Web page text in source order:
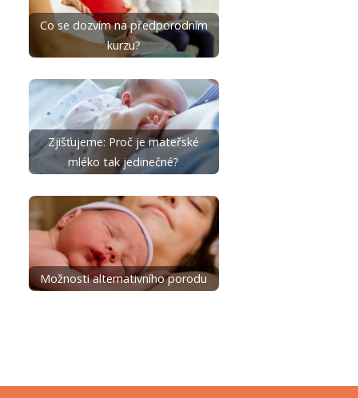
Co se dozvím na předporodním
kurzu?
Zjišťujeme: Proč je mateřské
mléko tak jedinečné?
Možnosti alternativního porodu